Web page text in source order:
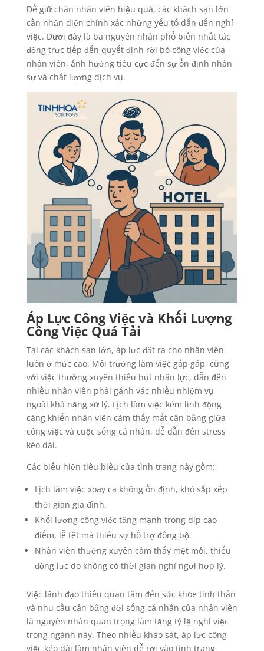
Để giữ chân nhân viên hiệu quả, các khách sạn lớn
cần nhận diện chính xác những yếu tố dẫn đến nghỉ
việc. Dưới đây là ba nguyên nhân phổ biến nhất tác
động trực tiếp đến quyết định rời bỏ công việc của
nhân viên, ảnh hưởng tiêu cực đến sự ổn định nhân
sự và chất lượng dịch vụ.
Áp Lực Công Việc và Khối Lượng
Công Việc Quá Tải
Tại các khách sạn lớn, áp lực đặt ra cho nhân viên
luôn ở mức cao. Môi trường làm việc gấp gáp, cùng
với việc thường xuyên thiếu hụt nhân lực, dẫn đến
nhiều nhân viên phải gánh vác nhiều nhiệm vụ
ngoài khả năng xử lý. Lịch làm việc kém linh động
càng khiến nhân viên cảm thấy mất cân bằng giữa
công việc và cuộc sống cá nhân, dễ dẫn đến stress
kéo dài.
Các biểu hiện tiêu biểu của tình trạng này gồm:
Lịch làm việc xoay ca không ổn định, khó sắp xếp
thời gian gia đình.
Khối lượng công việc tăng mạnh trong dịp cao
điểm, lễ tết mà thiếu sự hỗ trợ đồng bộ.
Nhân viên thường xuyên cảm thấy mệt mỏi, thiếu
động lực do không có thời gian nghỉ ngơi hợp lý.
Việc lãnh đạo thiếu quan tâm đến sức khỏe tinh thần
và nhu cầu cân bằng đời sống cá nhân của nhân viên
là nguyên nhân quan trọng làm tăng tỷ lệ nghỉ việc
trong ngành này. Theo nhiều khảo sát, áp lực công
việc kéo dài làm nhân viên dễ rơi vào tình trạng